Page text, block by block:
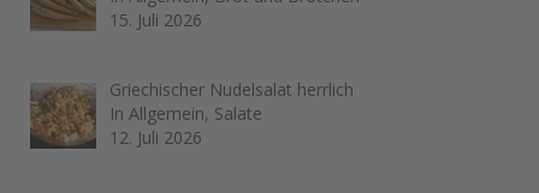
15. Juli 2026
Griechischer Nudelsalat herrlich
In Allgemein, Salate
12. Juli 2026